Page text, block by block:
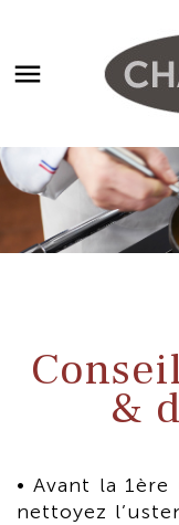

&
• Avant la
nettoyez